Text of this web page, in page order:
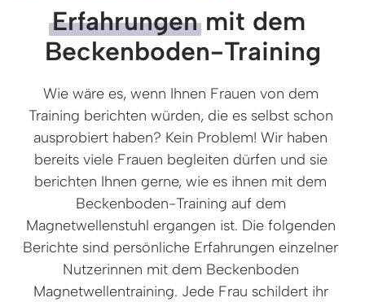
Erfahrungen mit dem
Beckenboden-Training
Wie wäre es, wenn Ihnen Frauen von dem
Training berichten würden, die es selbst schon
ausprobiert haben? Kein Problem! Wir haben
bereits viele Frauen begleiten dürfen und sie
berichten Ihnen gerne, wie es ihnen mit dem
Beckenboden-Training auf dem
Magnetwellenstuhl ergangen ist. Die folgenden
Berichte sind persönliche Erfahrungen einzelner
Nutzerinnen mit dem Beckenboden
Magnetwellentraining. Jede Frau schildert ihr